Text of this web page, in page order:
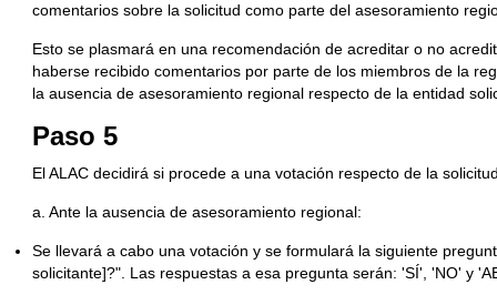
comentarios sobre la solicitud como parte del asesoramiento
Esto se plasmará en una recomendación de acreditar o no
haberse recibido comentarios por parte de los miembros de la
la ausencia de asesoramiento regional respecto de la entidad
Paso 5
El ALAC decidirá si procede a una votación respecto de la
a. Ante la ausencia de asesoramiento regional:
Se llevará a cabo una votación y se formulará la siguiente
solicitante]?". Las respuestas a esa pregunta serán: 'SÍ', 'NO' y